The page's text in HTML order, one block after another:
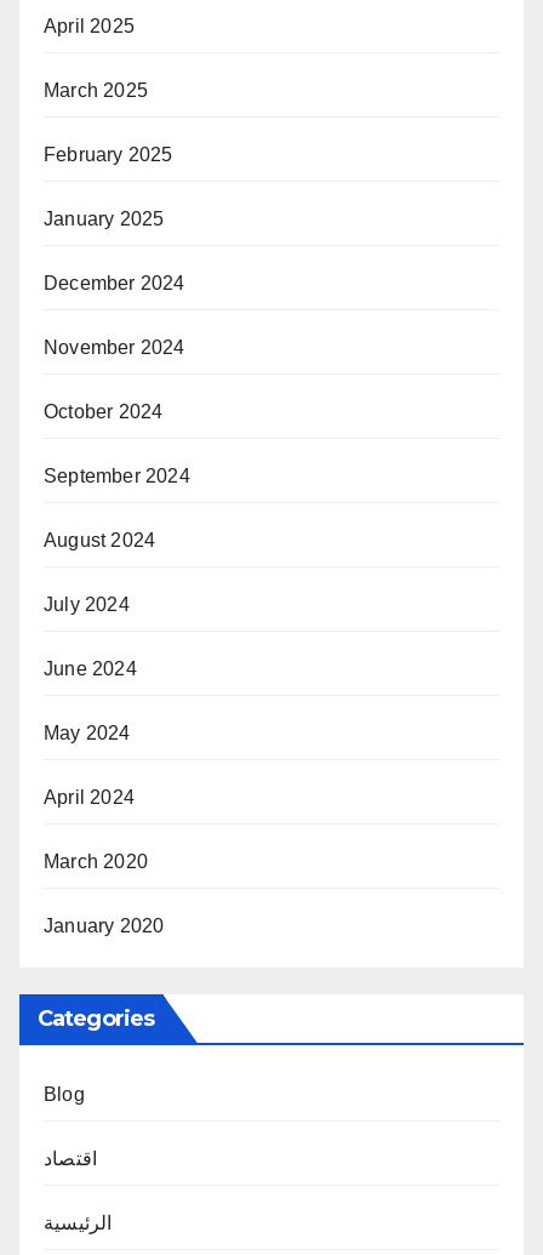
April 2025
March 2025
February 2025
January 2025
December 2024
November 2024
October 2024
September 2024
August 2024
July 2024
June 2024
May 2024
April 2024
March 2020
January 2020
Categories
Blog
اقتصاد
الرئيسية